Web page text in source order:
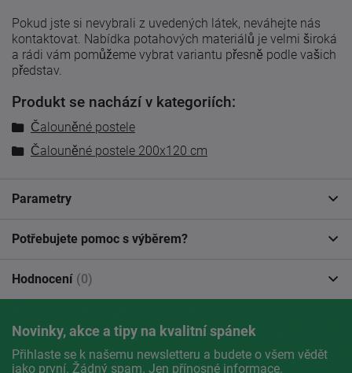
Pokud jste si nevybrali z uvedených látek, neváhejte nás
kontaktovat. Nabídka potahových materiálů je velmi široká
a rádi vám pomůžeme vybrat variantu přesně podle vašich
představ.
Produkt se nachází v kategoriích:
Čalouněné postele
Čalouněné postele 200x120 cm
Parametry
Potřebujete pomoc s výběrem?
Hodnocení (0)
Novinky, akce a tipy na kvalitní spánek
Přihlaste se k našemu newsletteru a budete o všem vědět
jako první. Žádný spam. Jen přínosné informace.